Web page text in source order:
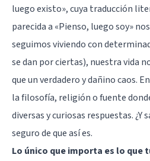
luego existo», cuya traducción
parecida a «Pienso, luego soy»
seguimos viviendo con
se dan por ciertas), nuestra vida
que un verdadero y dañino caos.
la filosofía, religión o fuente
diversas y curiosas respuestas. ¿Y
seguro de que así es.
Lo único que importa es lo que